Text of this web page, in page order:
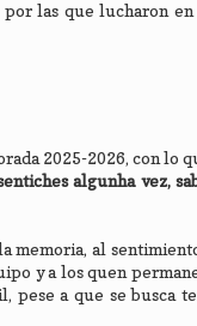
las que lucharon en
2025-2026, con lo
algunha vez,
memoria, al
y a los quen
pese a que se busca